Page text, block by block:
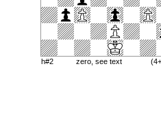
h#2 zero, see text